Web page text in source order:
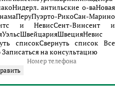
Нидерл. антильские о-ваНовая
ПеруПуэрто-РикоСан-Марино
и НевисСент-Винсент и
УэльсШвейцарияШвецияНевис
списокСвернуть список Все
Записаться на консультацию